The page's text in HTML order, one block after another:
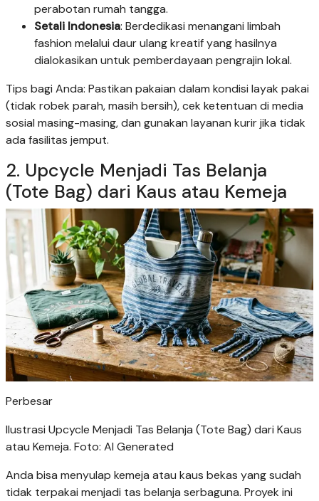
perabotan rumah tangga.
Setali Indonesia: Berdedikasi menangani limbah
fashion melalui daur ulang kreatif yang hasilnya
dialokasikan untuk pemberdayaan pengrajin lokal.
Tips bagi Anda: Pastikan pakaian dalam kondisi layak pakai
(tidak robek parah, masih bersih), cek ketentuan di media
sosial masing-masing, dan gunakan layanan kurir jika tidak
ada fasilitas jemput.
2. Upcycle Menjadi Tas Belanja
(Tote Bag) dari Kaus atau Kemeja
Perbesar
Ilustrasi Upcycle Menjadi Tas Belanja (Tote Bag) dari Kaus
atau Kemeja. Foto: AI Generated
Anda bisa menyulap kemeja atau kaus bekas yang sudah
tidak terpakai menjadi tas belanja serbaguna. Proyek ini